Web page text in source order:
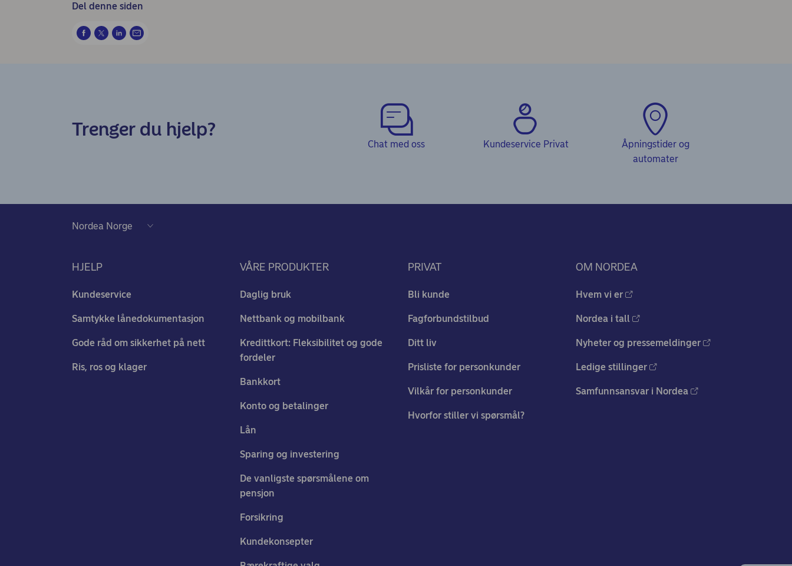
Del denne siden
Trenger du hjelp?
Chat med oss Kundeservice Privat
Åpningstider og
automater
HJELP
Kundeservice
Samtykke lånedokumentasjon
Gode råd om sikkerhet på nett
Ris, ros og klager
VÅRE PRODUKTER
Daglig bruk
Nettbank og mobilbank
Kredittkort: Fleksibilitet og gode
fordeler
Bankkort
Konto og betalinger
Lån
Sparing og investering
De vanligste spørsmålene om
pensjon
Forsikring
Kundekonsepter
PRIVAT
Bli kunde
Fagforbundstilbud
Ditt liv
Prisliste for personkunder
Vilkår for personkunder
Hvorfor stiller vi spørsmål?
OM NORDEA
Hvem vi er
Nordea i tall
Nyheter og pressemeldinger
Ledige stillinger
Samfunnsansvar i Nordea